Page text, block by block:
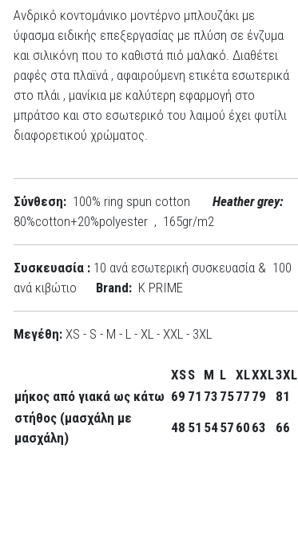
Ανδρικό κοντομάνικο μοντέρνο μπλουζάκι με
ύφασμα ειδικής επεξεργασίας με πλύση σε ένζυμα
και σιλικόνη που το καθιστά πιό μαλακό. Διαθέτει
ραφές στα πλαϊνά , αφαιρούμενη ετικέτα εσωτερικά
στο πλάι , μανίκια με καλύτερη εφαρμογή στο
μπράτσο και στο εσωτερικό του λαιμού έχει φυτίλι
διαφορετικού χρώματος.
Σύνθεση: 100% ring spun cotton Heather grey:
80%cotton+20%polyester , 165gr/m2
Συσκευασία : 10 ανά εσωτερική συσκευασία & 100
ανά κιβώτιο Brand: K PRIME
Μεγέθη: XS - S - M - L - XL - XXL - 3XL
XSS M L XLXXL3XL
μήκος από γιακά ως κάτω 69 71 73 7577 79
81
στήθος (μασχάλη με
μασχάλη)
48 51 5457 60 63 66